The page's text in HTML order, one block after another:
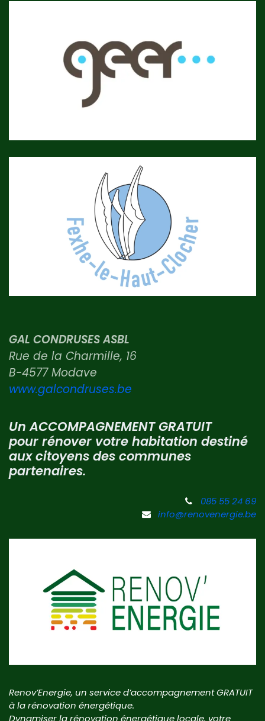
GAL CONDRUSES ASBL
Rue de la Charmille, 16
B-4577 Modave
www.galcondruses.be
Un ACCOMPAGNEMENT GRATUIT
pour rénover votre habitation destiné
aux citoyens des communes
partenaires.
085 55 24 69
info@renovenergie.be
Renov’Energie, un service d’accompagnement GRATUIT
à la rénovation énergétique.
Dynamiser la rénovation énergétique locale, votre